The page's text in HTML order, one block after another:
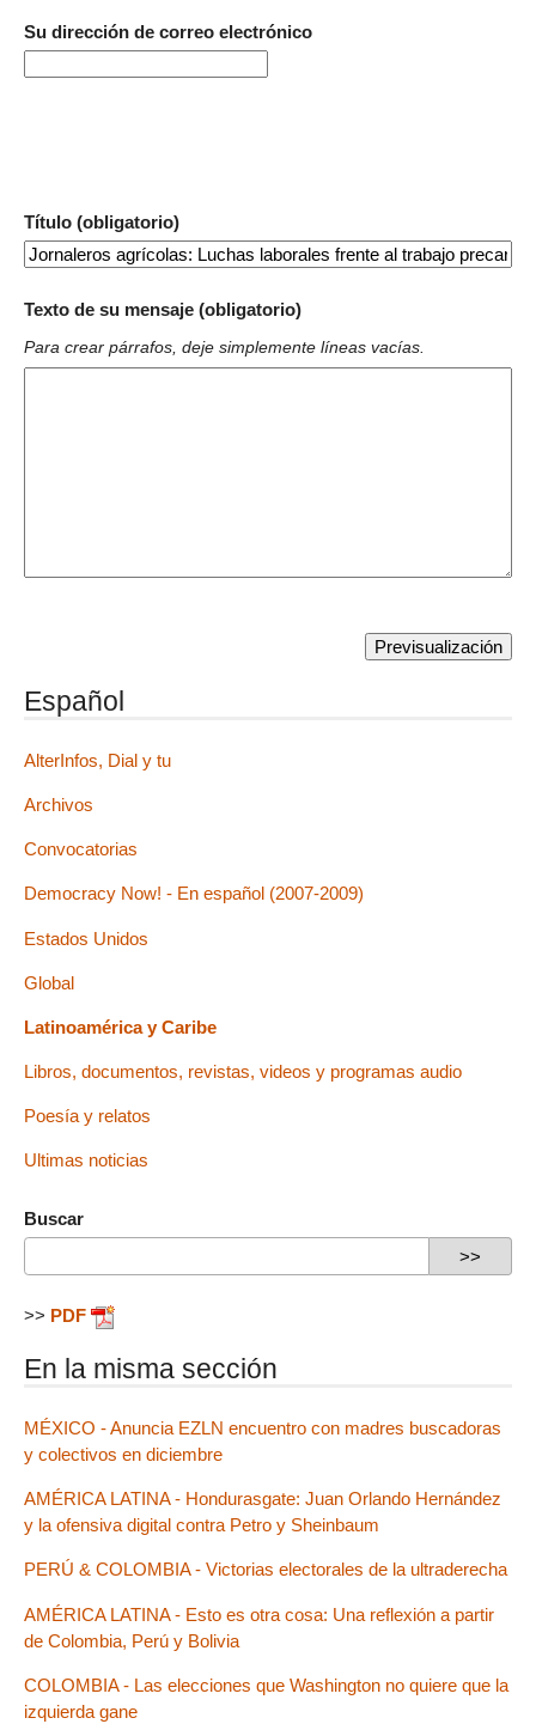
Su dirección de correo electrónico
Título (obligatorio)
Texto de su mensaje (obligatorio)
Para crear párrafos, deje simplemente líneas vacías.
Español
AlterInfos, Dial y tu
Archivos
Convocatorias
Democracy Now! - En español (2007-2009)
Estados Unidos
Global
Latinoamérica y Caribe
Libros, documentos, revistas, videos y programas audio
Poesía y relatos
Ultimas noticias
Buscar
>> PDF
En la misma sección
MÉXICO - Anuncia EZLN encuentro con madres buscadoras
y colectivos en diciembre
AMÉRICA LATINA - Hondurasgate: Juan Orlando Hernández
y la ofensiva digital contra Petro y Sheinbaum
PERÚ & COLOMBIA - Victorias electorales de la ultraderecha
AMÉRICA LATINA - Esto es otra cosa: Una reflexión a partir
de Colombia, Perú y Bolivia
COLOMBIA - Las elecciones que Washington no quiere que la
izquierda gane